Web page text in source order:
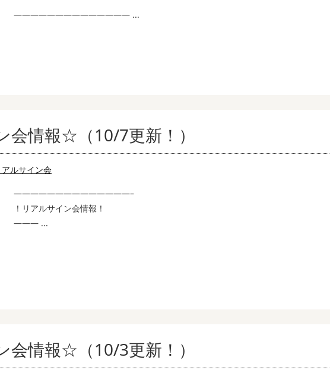
—————————————— ...
会情報☆（10/7更新！）
アルサイン会
——————————————–
！リアルサイン会情報！
——— ...
会情報☆（10/3更新！）